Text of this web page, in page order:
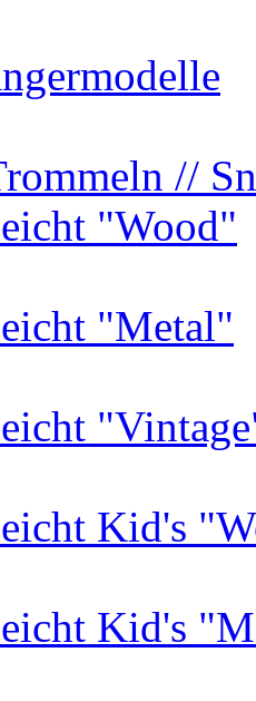
//
"Wood"
"Metal"
Kid's
Kid's